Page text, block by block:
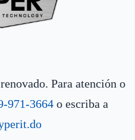
Para atención o
971-3664 o escriba a